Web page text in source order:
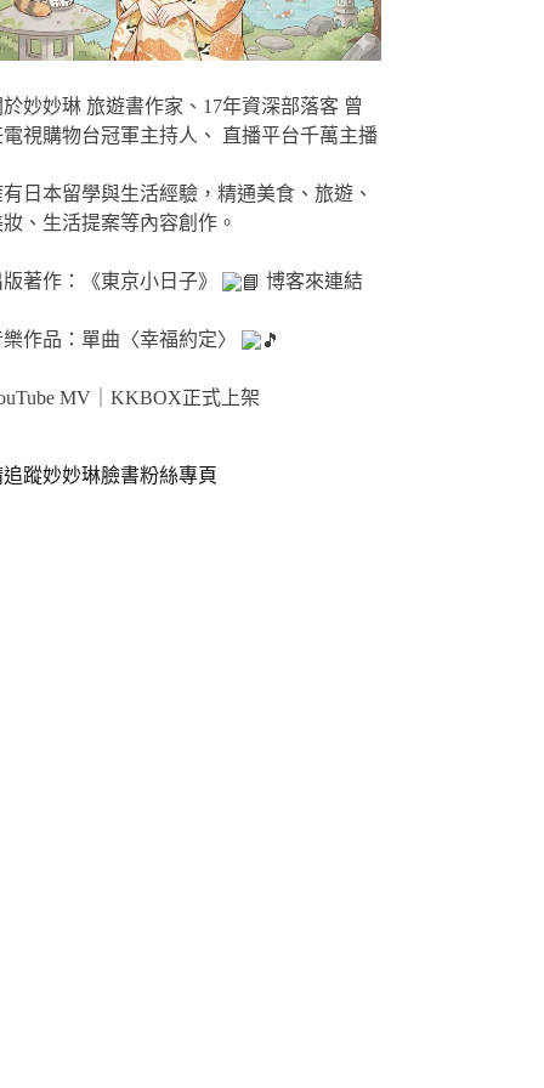
妙妙琳 旅遊書作家、17年資深部落客 曾
電視購物台冠軍主持人、 直播平台千萬主播
日本留學與生活經驗，精通美食、旅遊、
、生活提案等內容創作。
著作：《東京小日子》 博客來連結
作品：單曲〈幸福約定〉
MV｜KKBOX正式上架
追蹤妙妙琳臉書粉絲專頁